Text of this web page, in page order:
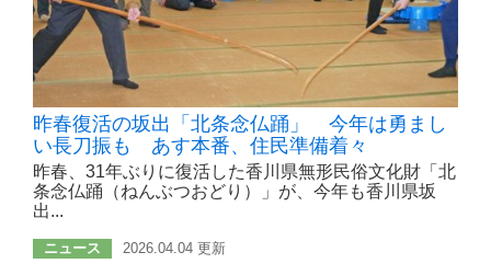
昨春復活の坂出「北条念仏踊」 今年は勇まし
い長刀振も あす本番、住民準備着々
昨春、31年ぶりに復活した香川県無形民俗文化財「北
条念仏踊（ねんぶつおどり）」が、今年も香川県坂
出...
ニュース 2026.04.04 更新